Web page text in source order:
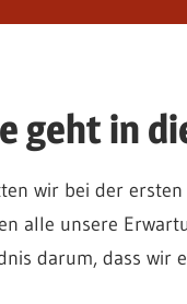
geht in
wir bei der
alle unsere
darum, dass wir